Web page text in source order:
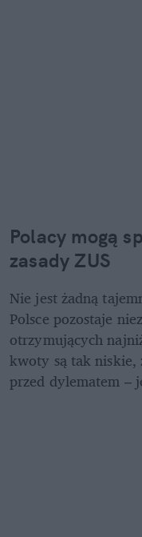
Polacy mogą
zasady ZUS
Nie jest żadną
Polsce pozostaje
otrzymujących
kwoty są tak niskie,
przed dylematem –